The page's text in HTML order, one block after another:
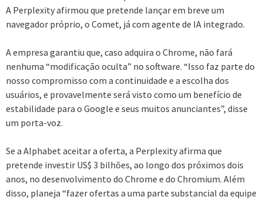
A Perplexity afirmou que pretende lançar em breve um
navegador próprio, o Comet, já com agente de IA integrado.
A empresa garantiu que, caso adquira o Chrome, não fará
nenhuma “modificação oculta” no software. “Isso faz parte do
nosso compromisso com a continuidade e a escolha dos
usuários, e provavelmente será visto como um benefício de
estabilidade para o Google e seus muitos anunciantes”, disse
um porta-voz.
Se a Alphabet aceitar a oferta, a Perplexity afirma que
pretende investir US$ 3 bilhões, ao longo dos próximos dois
anos, no desenvolvimento do Chrome e do Chromium. Além
disso, planeja “fazer ofertas a uma parte substancial da equipe